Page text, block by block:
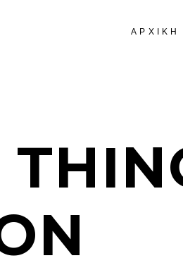
ΑΡΧΙΚΗ